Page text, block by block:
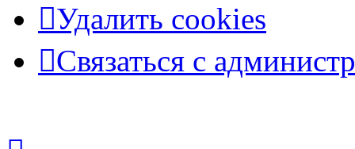
Удалить cookies
Связаться с